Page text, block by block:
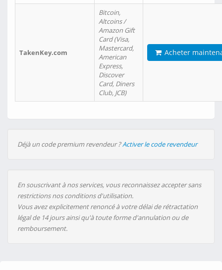
TakenKey.com
Bitcoin,
Altcoins /
Amazon Gift
Card (Visa,
Mastercard,
American
Express,
Discover
Card, Diners
Club, JCB)
Acheter
Déjà un code premium revendeur ?Activer le code revendeur
En souscrivant à nos services, vous reconnaissez accepter sans
restrictions nos conditions d'utilisation.
Vous avez explicitement renoncé à votre délai de rétractation
légal de 14 jours ainsi qu'à toute forme d'annulation ou de
remboursement.